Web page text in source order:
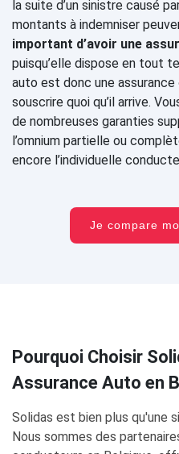
la suite d’un sinistre causé
montants à indemniser
important d’avoir une
puisqu’elle dispose en tout
auto est donc une
souscrire quoi qu’il arrive.
de nombreuses garanties
l’omnium partielle ou
encore l’individuelle
Je compare
Pourquoi Choisir
Assurance Auto en
Solidas est bien plus qu'une
Nous sommes des